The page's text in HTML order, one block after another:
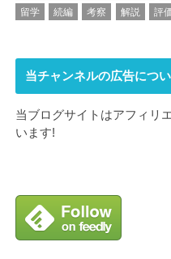
留学
続編 考察 解説 評
当チャンネルの広告につ
当ブログサイトはアフィリ
います!